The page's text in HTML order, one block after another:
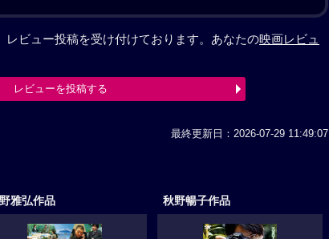
レビュー投稿を受け付けております。あなたの映画レビュ
レビューを投稿する
最終更新日：2026-07-29 11:49:07
雅弘作品 秋野暢子作品